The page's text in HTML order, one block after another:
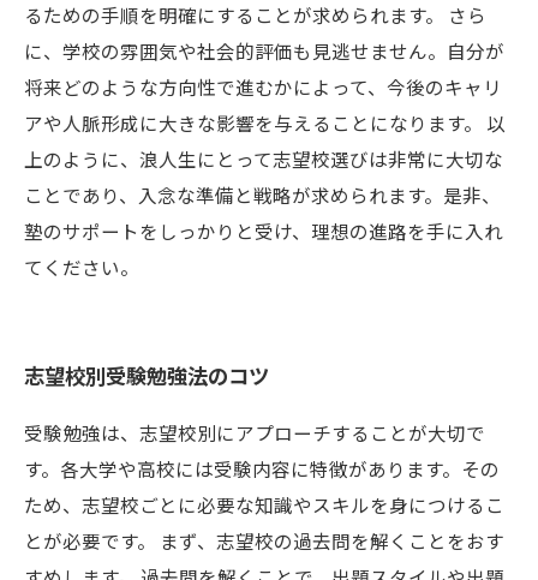
るための手順を明確にすることが求められます。 さら
に、学校の雰囲気や社会的評価も見逃せません。自分が
将来どのような方向性で進むかによって、今後のキャリ
アや人脈形成に大きな影響を与えることになります。 以
上のように、浪人生にとって志望校選びは非常に大切な
ことであり、入念な準備と戦略が求められます。是非、
塾のサポートをしっかりと受け、理想の進路を手に入れ
てください。
志望校別受験勉強法のコツ
受験勉強は、志望校別にアプローチすることが大切で
す。各大学や高校には受験内容に特徴があります。その
ため、志望校ごとに必要な知識やスキルを身につけるこ
とが必要です。 まず、志望校の過去問を解くことをおす